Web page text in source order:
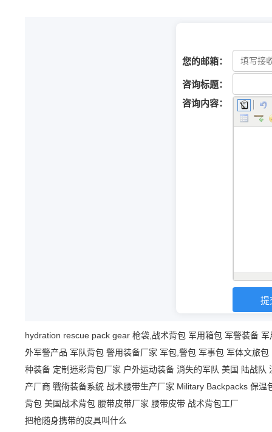
hydration rescue pack gear 枪袋,战术背包 军用箱包 军警装备 军
外军警产品 军队背包 警用装备厂家 军包,警包 军事包 军体文旅包
种装备 定制迷彩背包厂家 户外运动装备 消失的军队 美国 陆战队
产厂商 戰術装备系統 战术腰带生产厂家 Military Backpacks 保温
背包 美国战术背包 腰带皮带厂家 腰带皮带 战术背包工厂
把枪随身携带的皮具叫什么